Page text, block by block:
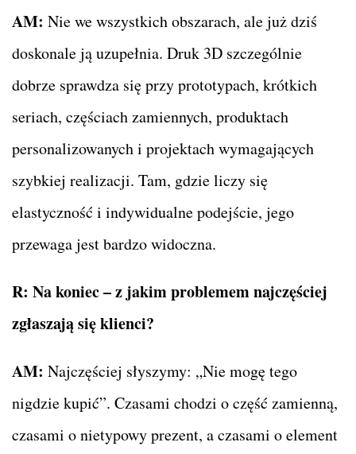
AM: Nie we wszystkich obszarach, ale już dziś
doskonale ją uzupełnia. Druk 3D szczególnie
dobrze sprawdza się przy prototypach, krótkich
seriach, częściach zamiennych, produktach
personalizowanych i projektach wymagających
szybkiej realizacji. Tam, gdzie liczy się
elastyczność i indywidualne podejście, jego
przewaga jest bardzo widoczna.
R: Na koniec – z jakim problemem najczęściej
zgłaszają się klienci?
AM: Najczęściej słyszymy: „Nie mogę tego
nigdzie kupić”. Czasami chodzi o część zamienną,
czasami o nietypowy prezent, a czasami o element